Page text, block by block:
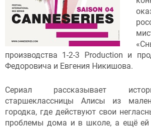
производства 1-2-3 Production и
Федоровича и Евгения Никишова.
Сериал рассказывает
старшеклассницы Алисы из
городка, где действуют свои
проблемы дома и в школе, а ещё ей